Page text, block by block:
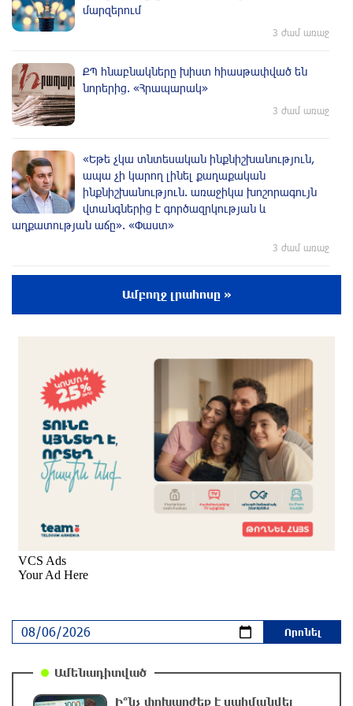
մարզերում
3 ժամ առաջ
ՔՊ հնաբնակները խիստ հիասթափված են
նորերից. «Հրապարակ»
3 ժամ առաջ
«Եթե չկա տնտեսական ինքնիշխանություն,
ապա չի կարող լինել քաղաքական
ինքնիշխանություն. առաջիկա խոշորագույն
վտանգներից է գործազրկության և
աղքատության աճը». «Փաստ»
3 ժամ առաջ
խնդիրների և աճի կայունության
Քաղաքական սուր կոնտրաստն ու
դիսբալանսը. «Փաստ»
2 ժամ առաջ
Ինքնակամ կառույցները հաշվառելու
ընթացակարգում նոր փոփոխություններ
կկատարվեն. «Փաստ»
2 ժամ առաջ
իշխանություններին էլ ոչինչ չի
մեկ ժամ առաջ
փակելու համար. «Փաստ»
մեկ ժամ առաջ
Ամբողջ լրահոսը »
Ամենադիտված
Ի՞նչ փոխարժեք է սահմանվել